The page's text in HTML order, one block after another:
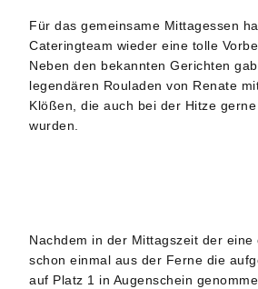
Für das gemeinsame Mittagessen
Cateringteam wieder eine tolle
Neben den bekannten Gerichten
legendären Rouladen von Renate
Klößen, die auch bei der Hitze
wurden.
Nachdem in der Mittagszeit der
schon einmal aus der Ferne die
auf Platz 1 in Augenschein